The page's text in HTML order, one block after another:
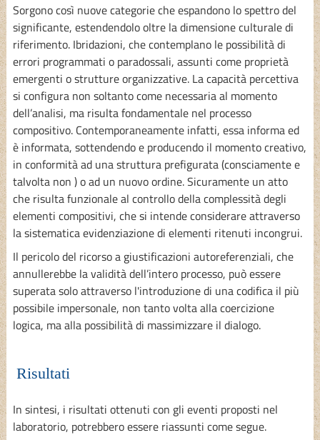
Sorgono così nuove categorie che espandono lo spettro del
significante, estendendolo oltre la dimensione culturale di
riferimento. Ibridazioni, che contemplano le possibilità di
errori programmati o paradossali, assunti come proprietà
emergenti o strutture organizzative. La capacità percettiva
si configura non soltanto come necessaria al momento
dell’analisi, ma risulta fondamentale nel processo
compositivo. Contemporaneamente infatti, essa informa ed
è informata, sottendendo e producendo il momento creativo,
in conformità ad una struttura prefigurata (consciamente e
talvolta non ) o ad un nuovo ordine. Sicuramente un atto
che risulta funzionale al controllo della complessità degli
elementi compositivi, che si intende considerare attraverso
la sistematica evidenziazione di elementi ritenuti incongrui.
Il pericolo del ricorso a giustificazioni autoreferenziali, che
annullerebbe la validità dell’intero processo, può essere
superata solo attraverso l'introduzione di una codifica il più
possibile impersonale, non tanto volta alla coercizione
logica, ma alla possibilità di massimizzare il dialogo.
Risultati
In sintesi, i risultati ottenuti con gli eventi proposti nel
laboratorio, potrebbero essere riassunti come segue.